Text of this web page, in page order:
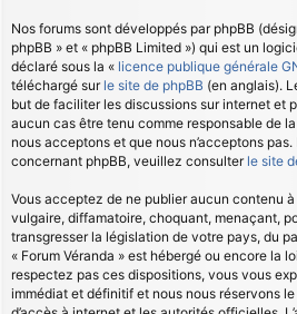
Nos forums sont développés par phpBB
phpBB » et « phpBB Limited ») qui est un
déclaré sous la « licence publique générale
téléchargé sur le site de phpBB (en anglais).
but de faciliter les discussions sur internet et
aucun cas être tenu comme responsable de
nous acceptons et que nous n’acceptons pas.
concernant phpBB, veuillez consulter le site
Vous acceptez de ne publier aucun contenu
vulgaire, diffamatoire, choquant, menaçant,
transgresser la législation de votre pays, du
« Forum Véranda » est hébergé ou encore la
respectez pas ces dispositions, vous vous
immédiat et définitif et nous nous réservons